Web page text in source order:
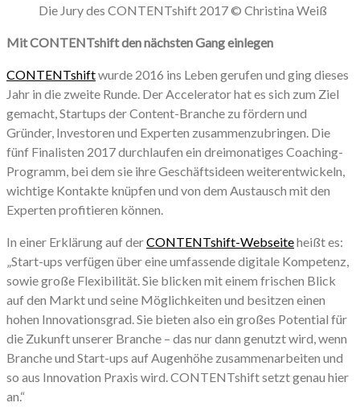
Die Jury des CONTENTshift 2017 © Christina Weiß
Mit CONTENTshift den nächsten Gang einlegen
CONTENTshiftwurde 2016 ins Leben gerufen und ging dieses
Jahr in die zweite Runde. Der Accelerator hat es sich zum Ziel
gemacht, Startups der Content-Branche zu fördern und
Gründer, Investoren und Experten zusammenzubringen. Die
fünf Finalisten 2017 durchlaufen ein dreimonatiges Coaching-
Programm, bei dem sie ihre Geschäftsideen weiterentwickeln,
wichtige Kontakte knüpfen und von dem Austausch mit den
Experten profitieren können.
In einer Erklärung auf derCONTENTshift-Webseiteheißt es:
„Start-ups verfügen über eine umfassende digitale Kompetenz,
sowie große Flexibilität. Sie blicken mit einem frischen Blick
auf den Markt und seine Möglichkeiten und besitzen einen
hohen Innovationsgrad. Sie bieten also ein großes Potential für
die Zukunft unserer Branche – das nur dann genutzt wird, wenn
Branche und Start-ups auf Augenhöhe zusammenarbeiten und
so aus Innovation Praxis wird. CONTENTshift setzt genau hier
an.“